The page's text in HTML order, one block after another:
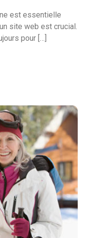
est essentielle
site web est crucial.
pour […]